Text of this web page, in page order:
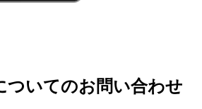
ついてのお問い合わせ